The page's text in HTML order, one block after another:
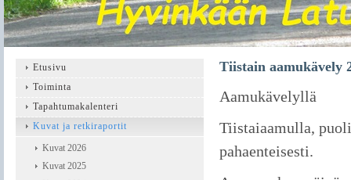
Tiistain aamukävely
Aamukävelyllä
Tiistaiaamulla,
pahaenteisesti.
Etusivu
Toiminta
Tapahtumakalenteri
Kuvat ja retkiraportit
Kuvat 2026
Kuvat 2025